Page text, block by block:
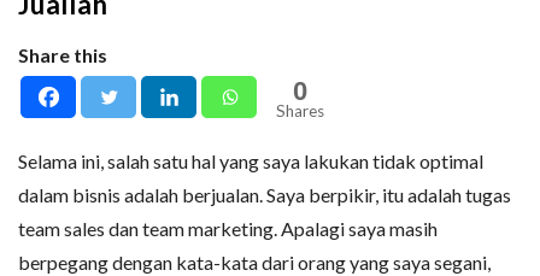
Share this
0
Shares
Selama ini, salah satu hal yang saya lakukan tidak optimal
dalam bisnis adalah berjualan. Saya berpikir, itu adalah tugas
team sales dan team marketing. Apalagi saya masih
berpegang dengan kata-kata dari orang yang saya segani,